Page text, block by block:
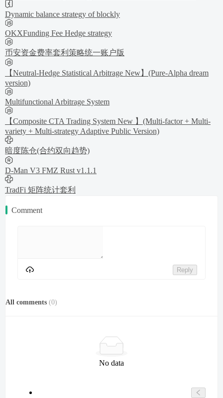
Dynamic balance strategy of blockly
OKXFunding Fee Hedge strategy
币安资金费率套利策略统一账户版
【Neutral-Hedge Statistical Arbitrage New】(Pure-Alpha dream
version)
Multifunctional Arbitrage System
【Composite CTA Trading System New 】(Multi-factor + Multi-
variety + Multi-strategy Adaptive Public Version)
暗度陈仓(合约双向趋势)
D-Man V3 FMZ Rust v1.1.1
TradFi 矩阵统计套利
Comment
Reply
All comments (0)
No data